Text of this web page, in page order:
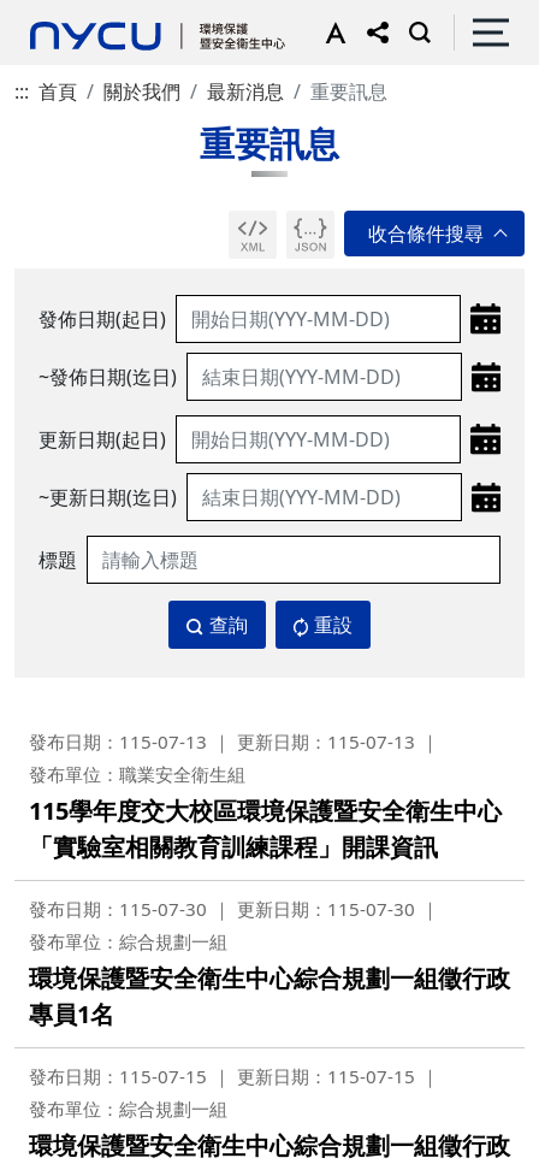
::: 首頁 關於我們 最新消息 重要訊息
重要訊息
發佈日期(起日)
~發佈日期(迄日)
更新日期(起日)
~更新日期(迄日)
標題
查詢 重設
發布日期：115-07-13
更新日期：115-07-13
發布單位：職業安全衛生組
115學年度交大校區環境保護暨安全衛生中心
「實驗室相關教育訓練課程」開課資訊
發布日期：115-07-30
更新日期：115-07-30
發布單位：綜合規劃一組
環境保護暨安全衛生中心綜合規劃一組徵行政
專員1名
發布日期：115-07-15
更新日期：115-07-15
發布單位：綜合規劃一組
環境保護暨安全衛生中心綜合規劃一組徵行政